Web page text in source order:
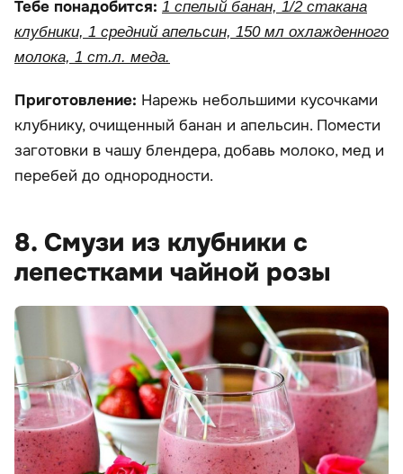
Тебе понадобится: 1 спелый банан, 1/2 стакана
клубники, 1 средний апельсин, 150 мл охлажденного
молока, 1 ст.л. меда.
Приготовление: Нарежь небольшими кусочками
клубнику, очищенный банан и апельсин. Помести
заготовки в чашу блендера, добавь молоко, мед и
перебей до однородности.
8. Смузи из клубники с
лепестками чайной розы